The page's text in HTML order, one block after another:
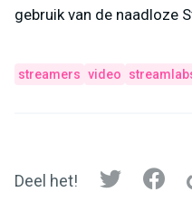
gebruik van de naadloze
streamers video
Deel het!